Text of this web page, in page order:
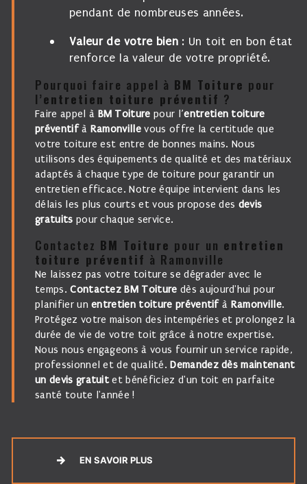
pendant de nombreuses années.
Valeur de votre bien : Un toit en bon état
renforce la valeur de votre propriété.
Pourquoi faire appel à BM Toiture pour
l’entretien toiture préventif ?
Faire appel à BM Toiture pour l’entretien toiture
préventifà Ramonville vous offre la certitude que
votre toiture est entre de bonnes mains. Nous
utilisons des équipements de qualité et des matériaux
adaptés à chaque type de toiture pour garantir un
entretien efficace. Notre équipe intervient dans les
délais les plus courts et vous propose des devis
gratuits pour chaque service.
Contactez BM Toiture pour un entretien
toiture préventif à Ramonville
Ne laissez pas votre toiture se dégrader avec le
temps.Contactez BM Toiture dès aujourd'hui pour
planifier unentretien toiture préventifà Ramonville.
Protégez votre maison des intempéries et prolongez la
durée de vie de votre toit grâce à notre expertise.
Nous nous engageons à vous fournir un service rapide,
professionnel et de qualité.Demandez dès maintenant
un devis gratuitet bénéficiez d'un toit en parfaite
santé toute l'année !
EN SAVOIR PLUS